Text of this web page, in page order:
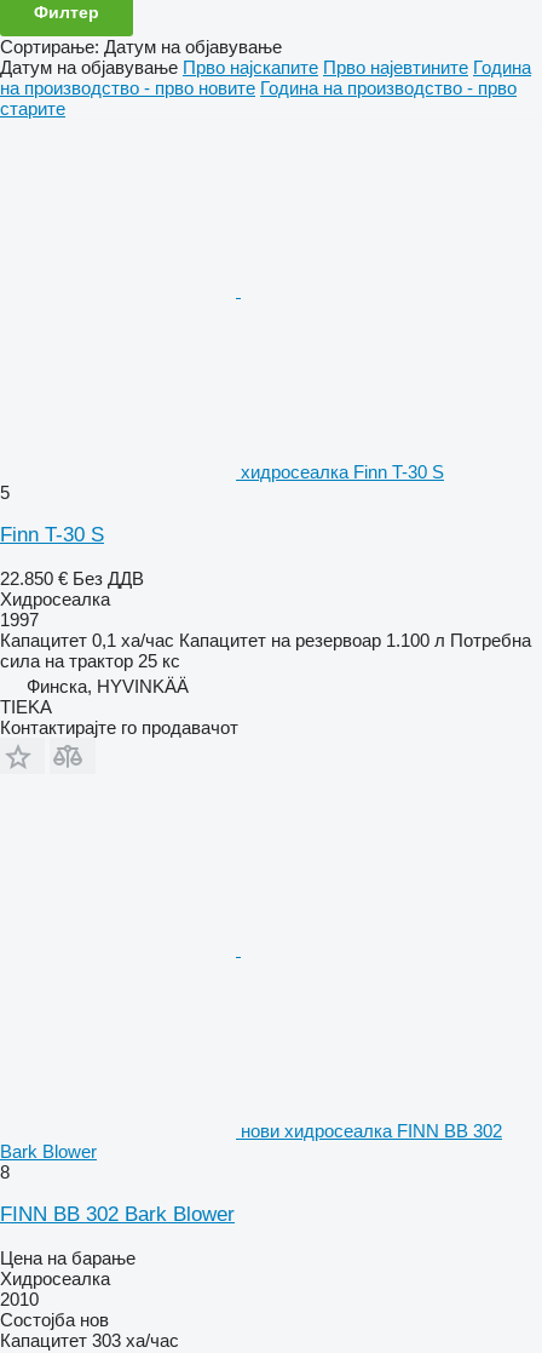
Филтер
Сортирање: Датум на објавување
Датум на објавување Прво најскапите Прво најевтините Година
на производство - прво новите Година на производство - прво
старите
хидросеалка Finn T-30 S
5
Finn T-30 S
22.850 € Без ДДВ
Хидросеалка
1997
Капацитет 0,1 ха/час Капацитет на резервоар 1.100 л Потребна
сила на трактор 25 кс
Финска, HYVINKÄÄ
TIEKA
Контактирајте го продавачот
нови хидросеалка FINN BB 302
Bark Blower
8
FINN BB 302 Bark Blower
Цена на барање
Хидросеалка
2010
Состојба нов
Капацитет 303 ха/час